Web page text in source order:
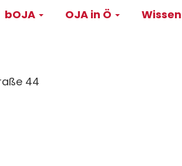
Main
bOJA OJA in Ö Wissen
44